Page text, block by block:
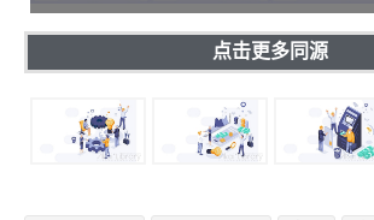
点击更多同源